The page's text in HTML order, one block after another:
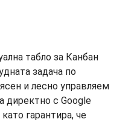
табло за Канбан
задача по
и лесно управляем
директно с Google
гарантира, че